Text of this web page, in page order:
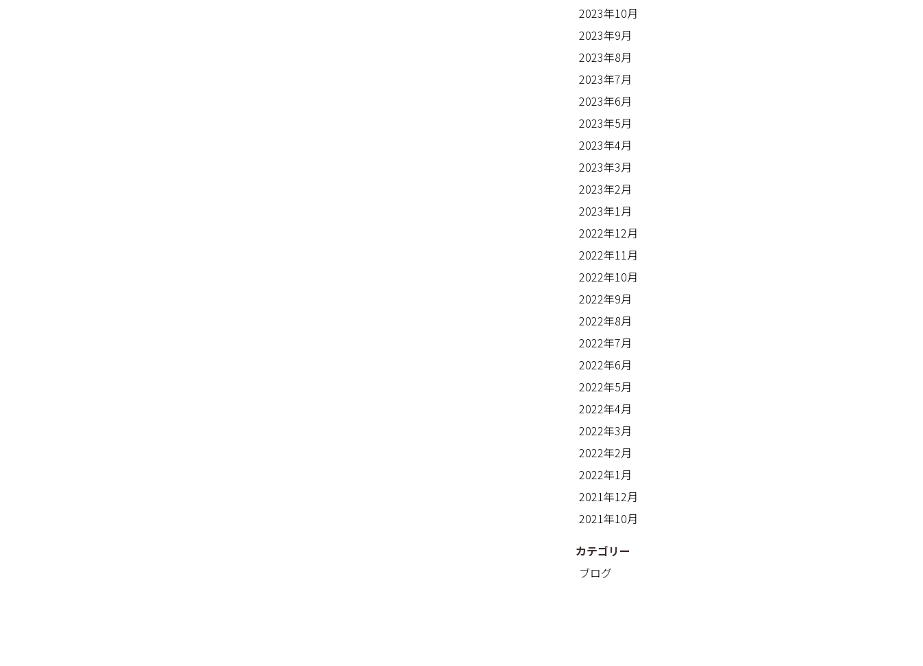
2023年10月
2023年9月
2023年8月
2023年7月
2023年6月
2023年5月
2023年4月
2023年3月
2023年2月
2023年1月
2022年12月
2022年11月
2022年10月
2022年9月
2022年8月
2022年7月
2022年6月
2022年5月
2022年4月
2022年3月
2022年2月
2022年1月
2021年12月
2021年10月
カテゴリー
ブログ